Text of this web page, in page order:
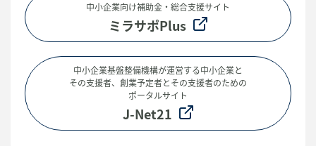
中小企業向け補助金・総合支援サイト
ミラサポPlus
中小企業基盤整備機構が運営する中小企業と
その支援者、 創業予定者とその支援者のための
ポータルサイト
J-Net21